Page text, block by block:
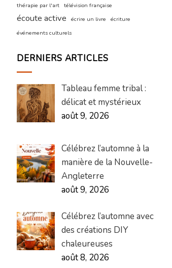
thérapie par l'art télévision française
écoute active écrire un livre
écriture
événements culturels
DERNIERS ARTICLES
Tableau femme tribal :
délicat et mystérieux
août 9, 2026
Célébrez l’automne à la
manière de la Nouvelle-
Angleterre
août 9, 2026
Célébrez l’automne avec
des créations DIY
chaleureuses
août 8, 2026